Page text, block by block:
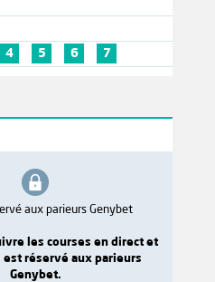
4 5 6 7
aux parieurs Genybet
les courses en direct et
est réservé aux parieurs
Genybet.